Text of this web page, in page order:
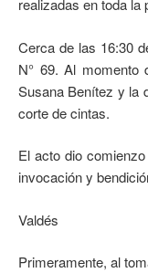
realizadas en toda la
Cerca de las 16:30
N° 69. Al momento
Susana Benítez y la
corte de cintas.
El acto dio
invocación y
Valdés
Primeramente, al